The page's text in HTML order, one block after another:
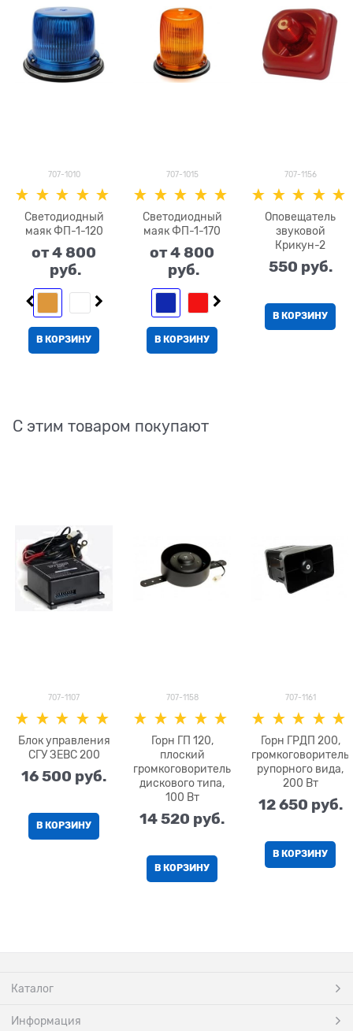
707-1010
Светодиодный
маяк ФП-1-120
от4 800
руб.
В КОРЗИНУ
707-1015
Светодиодный
маяк ФП-1-170
от4 800
руб.
В КОРЗИНУ
707-1156
Оповещатель
звуковой
Крикун-2
550 руб.
В КОРЗИНУ
С этим товаром покупают
707-1107
Блок управления
СГУ ЗЕВС 200
16 500 руб.
В КОРЗИНУ
707-1158
Горн ГП 120,
плоский
громкоговоритель
дискового типа,
100 Вт
14 520 руб.
В КОРЗИНУ
707-1161
Горн ГРДП 200,
громкоговоритель
рупорного вида,
200 Вт
12 650 руб.
В КОРЗИНУ
Каталог
Информация